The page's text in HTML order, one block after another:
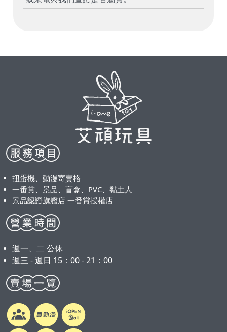
扭蛋機、動漫寄賣格
一番賞、景品、盲盒、PVC、黏土人
景品認證旗艦店 一番賞授權店
週一、二 公休
週三 - 週日 15：00 - 21：00